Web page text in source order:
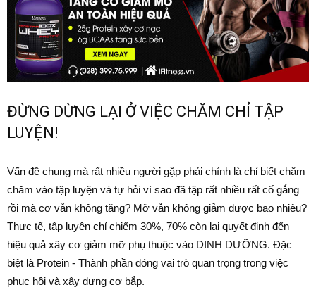
ĐỪNG DỪNG LẠI Ở VIỆC CHĂM CHỈ TẬP
LUYỆN!
Vấn đề chung mà rất nhiều người gặp phải chính là chỉ biết chăm
chăm vào tập luyện và tự hỏi vì sao đã tập rất nhiều rất cố gắng
rồi mà cơ vẫn không tăng? Mỡ vẫn không giảm được bao nhiêu?
Thực tế, tập luyện chỉ chiếm 30%, 70% còn lại quyết định đến
hiệu quả xây cơ giảm mỡ phụ thuộc vào DINH DƯỠNG. Đặc
biệt là Protein - Thành phần đóng vai trò quan trọng trong việc
phục hồi và xây dựng cơ bắp.